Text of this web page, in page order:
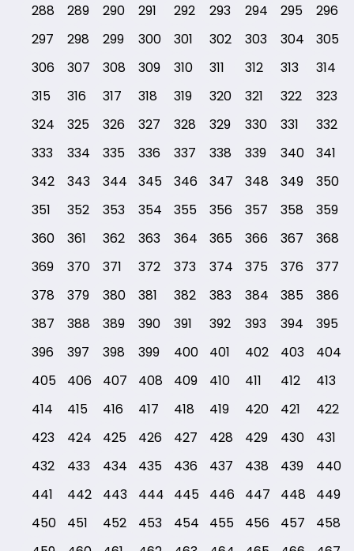
288
289 290 291 292 293 294 295
296
297
298 299 300 301 302 303 304
305
306
307 308 309 310 311 312 313
314
315
316 317 318 319 320 321 322
323
324
325 326 327 328 329 330 331
332
333
334 335 336 337 338 339 340
341
342
343 344 345 346 347 348 349
350
351
352 353 354 355 356 357 358
359
360
361 362 363 364 365 366 367
368
369
370 371 372 373 374 375 376
377
378
379 380 381 382 383 384 385
386
387
388 389 390 391 392 393 394
395
396
397 398 399 400 401 402 403
404
405
406 407 408 409 410 411 412
413
414
415 416 417 418 419 420 421
422
423
424 425 426 427 428 429 430
431
432
433 434 435 436 437 438 439
440
441
442 443 444 445 446 447 448
449
450
451 452 453 454 455 456 457
458